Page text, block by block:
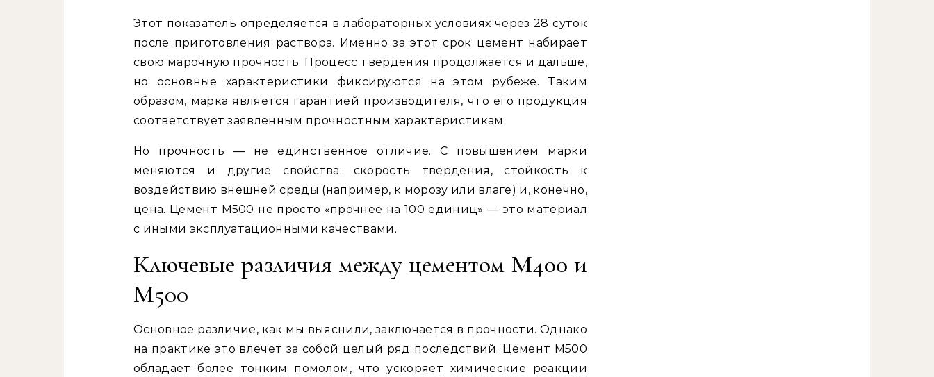
Этот показатель определяется в лабораторных условиях через 28 суток
после приготовления раствора. Именно за этот срок цемент набирает
свою марочную прочность. Процесс твердения продолжается и дальше,
но основные характеристики фиксируются на этом рубеже. Таким
образом, марка является гарантией производителя, что его продукция
соответствует заявленным прочностным характеристикам.
Но прочность — не единственное отличие. С повышением марки
меняются и другие свойства: скорость твердения, стойкость к
воздействию внешней среды (например, к морозу или влаге) и, конечно,
цена. Цемент М500 не просто «прочнее на 100 единиц» — это материал
с иными эксплуатационными качествами.
Ключевые различия между цементом М400 и
М500
Основное различие, как мы выяснили, заключается в прочности. Однако
на практике это влечет за собой целый ряд последствий. Цемент М500
обладает более тонким помолом, что ускоряет химические реакции